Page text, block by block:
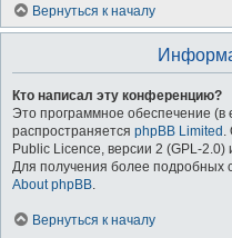
Вернуться к началу
Кто написал эту конференцию?
Это программное обеспечение (в
распространяется phpBB Limited .
Public Licence, версии 2 (GPL-
Для получения более подробных
About phpBB.
Вернуться к началу